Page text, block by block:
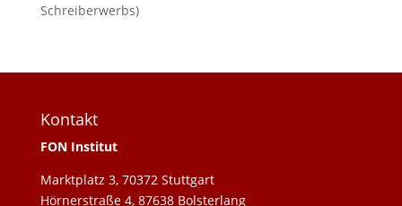
Schreiberwerbs)
Kontakt
FON Institut
Marktplatz 3, 70372 Stuttgart
Hörnerstraße 4, 87638 Bolsterlang